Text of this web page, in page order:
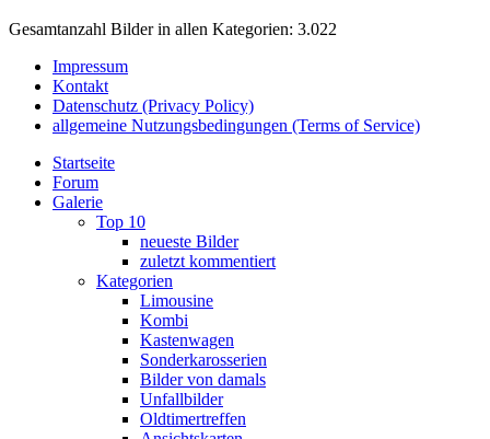
Gesamtanzahl Bilder in allen Kategorien: 3.022
Impressum
Kontakt
Datenschutz (Privacy Policy)
allgemeine Nutzungsbedingungen (Terms of Service)
Startseite
Forum
Galerie
Top 10
neueste Bilder
zuletzt kommentiert
Kategorien
Limousine
Kombi
Kastenwagen
Sonderkarosserien
Bilder von damals
Unfallbilder
Oldtimertreffen